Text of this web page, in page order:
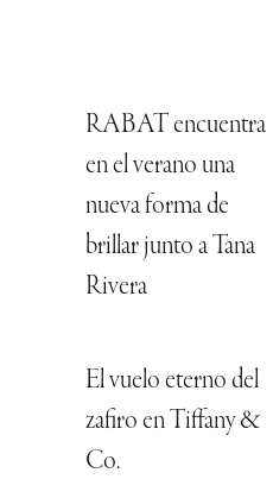
RABAT encuentra
en el verano una
nueva forma de
brillar junto a Tana
Rivera
El vuelo eterno del
zafiro en Tiffany &
Co.